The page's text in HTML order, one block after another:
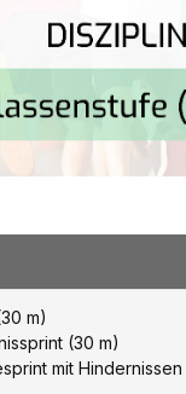
m)
(30 m)
mit